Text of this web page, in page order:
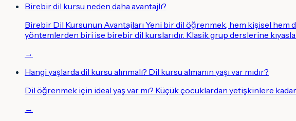
Birebir dil kursu neden daha avantajlı?
Birebir Dil Kursunun Avantajları Yeni bir dil öğrenmek, hem kişisel hem
yöntemlerden biri ise birebir dil kurslarıdır. Klasik grup derslerine
→
Hangi yaşlarda dil kursu alınmalı? Dil kursu almanın yaşı var mıdır?
Dil öğrenmek için ideal yaş var mı? Küçük çocuklardan yetişkinlere
→